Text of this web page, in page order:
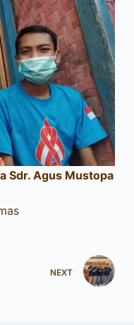
Sdr. Agus Mustopa
NEXT